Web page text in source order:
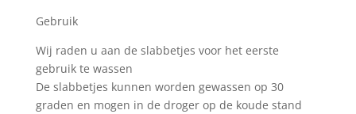
Gebruik
Wij raden u aan de slabbetjes voor het eerste
gebruik te wassen
De slabbetjes kunnen worden gewassen op 30
graden en mogen in de droger op de koude stand